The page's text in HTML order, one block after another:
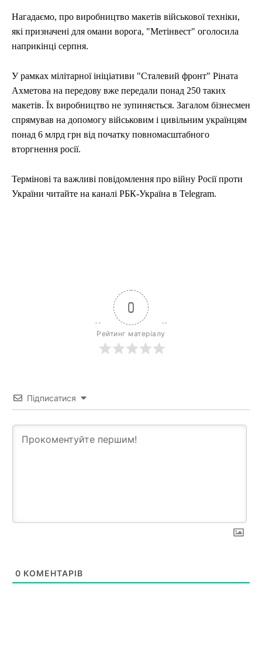
Нагадаємо, про виробництво макетів військової техніки,
які призначені для омани ворога, "Метінвест" оголосила
наприкінці серпня.
У рамках мілітарної ініціативи "Сталевий фронт" Ріната
Ахметова на передову вже передали понад 250 таких
макетів. Їх виробництво не зупиняється. Загалом бізнесмен
спрямував на допомогу військовим і цивільним українцям
понад 6 млрд грн від початку повномасштабного
вторгнення росії.
Термінові та важливі повідомлення про війну Росії проти
України читайте на каналі РБК-Україна в Telegram.
0
Рейтинг матеріалу
Підписатися
0 КОМЕНТАРІВ